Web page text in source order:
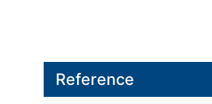
Reference